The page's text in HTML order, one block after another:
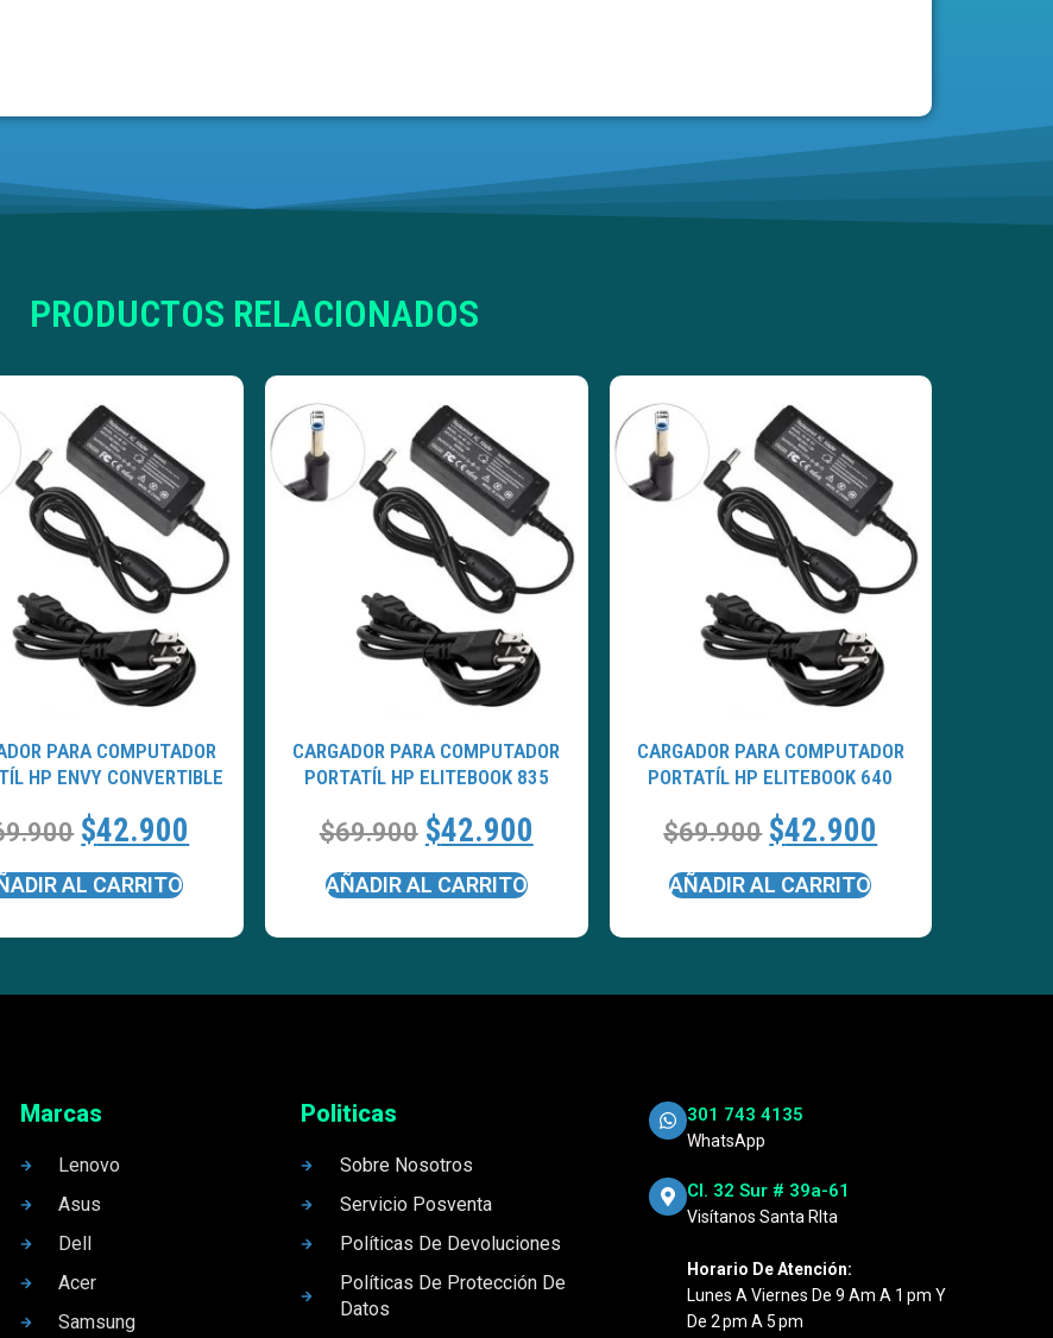
PRODUCTOS RELACIONADOS
PARA COMPUTADOR
HP ENVY CONVERTIBLE
$42.900
AL CARRITO
CARGADOR PARA COMPUTADOR
PORTATÍL HP ELITEBOOK 835
$69.900 $42.900
AÑADIR AL CARRITO
CARGADOR PARA COMPUTADOR
PORTATÍL HP ELITEBOOK 640
$69.900 $42.900
AÑADIR AL CARRITO
Marcas
Lenovo
Asus
Dell
Acer
Samsung
Politicas
Sobre Nosotros
Servicio Posventa
Políticas De Devoluciones
Políticas De Protección De
Datos
301 743 4135
WhatsApp
Cl. 32 Sur # 39a-61
Visítanos Santa RIta
Horario De Atención:
Lunes A Viernes De 9 Am A 1 Pm Y
De 2 Pm A 5 Pm